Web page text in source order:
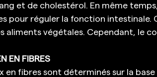
et de cholestérol. En même
pour réguler la fonction intestinale.
aliments végétales. Cependant, le
EN FIBRES
en fibres sont déterminés sur la